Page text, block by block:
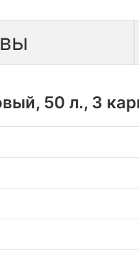
50 л., 3